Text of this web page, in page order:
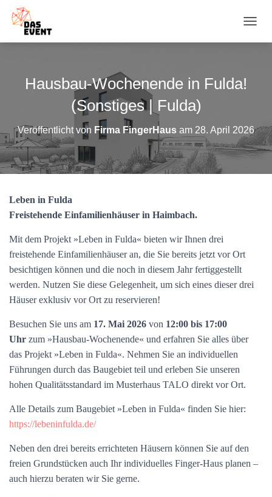
A
N
U
M
Hausbau-Wochenende in Fulda!
(Sonstiges | Fulda)
Veröffentlicht von Firma FingerHaus am 28. April 2026
Leben in Fulda
Freistehende Einfamilienhäuser in Haimbach.
Mit dem Projekt »Leben in Fulda« bieten wir Ihnen drei
freistehende Einfamilienhäuser an, die Sie bereits jetzt vor Ort
besichtigen können und die noch in diesem Jahr fertiggestellt
werden. Nutzen Sie diese Gelegenheit, um sich eines dieser drei
Häuser exklusiv vor Ort zu reservieren!
Besuchen Sie uns am 17. Mai 2026 von 12:00 bis 17:00
Uhr zum »Hausbau-Wochenende« und erfahren Sie alles über
das Projekt »Leben in Fulda«. Nehmen Sie an individuellen
Führungen durch das Baugebiet teil und erleben Sie unseren
hohen Qualitätsstandard im Musterhaus TALO direkt vor Ort.
Alle Details zum Baugebiet »Leben in Fulda« finden Sie hier:
https://lebeninfulda.de/
Neben den drei bereits errichteten Häusern können Sie auf den
freien Grundstücken auch Ihr individuelles Finger-Haus planen –
auch hierzu beraten wir Sie gerne.